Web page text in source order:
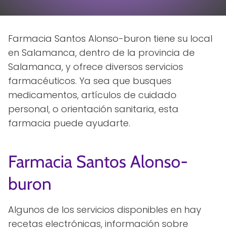
Farmacia Santos Alonso-buron tiene su local
en Salamanca, dentro de la provincia de
Salamanca, y ofrece diversos servicios
farmacéuticos. Ya sea que busques
medicamentos, artículos de cuidado
personal, o orientación sanitaria, esta
farmacia puede ayudarte.
Farmacia Santos Alonso-
buron
Algunos de los servicios disponibles en hay
recetas electrónicas, información sobre